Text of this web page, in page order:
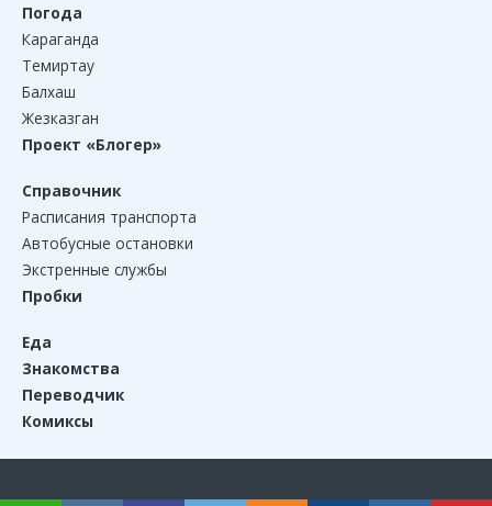
Погода
Караганда
Темиртау
Балхаш
Жезказган
Проект «Блогер»
Справочник
Расписания транспорта
Автобусные остановки
Экстренные службы
Пробки
Еда
Знакомства
Переводчик
Комиксы